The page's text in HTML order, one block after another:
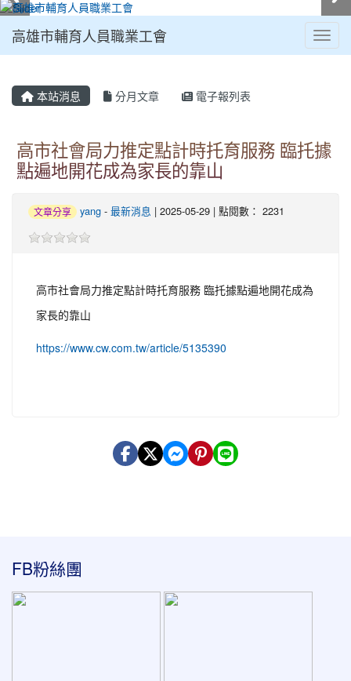
高雄市輔育人員職業工會
本站消息 分月文章 電子報列表
高市社會局力推定點計時托育服務 臨托據
點遍地開花成為家長的靠山
文章分享 yang - 最新消息 | 2025-05-29 | 點閱數： 2231
高市社會局力推定點計時托育服務 臨托據點遍地開花成為
家長的靠山
https://www.cw.com.tw/article/5135390
FB粉絲團